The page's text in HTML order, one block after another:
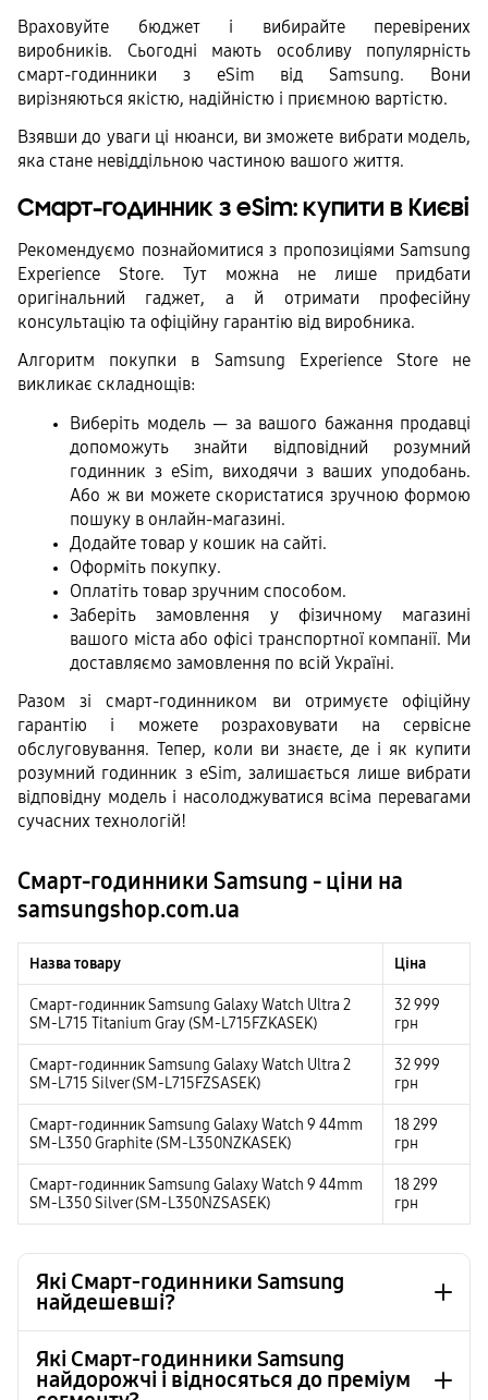
Враховуйте бюджет і вибирайте перевірених
виробників. Сьогодні мають особливу популярність
смарт-годинники з eSim від Samsung. Вони
вирізняються якістю, надійністю і приємною вартістю.
Взявши до уваги ці нюанси, ви зможете вибрати модель,
яка стане невіддільною частиною вашого життя.
Смарт-годинник з eSim: купити в Києві
Рекомендуємо познайомитися з пропозиціями Samsung
Experience Store. Тут можна не лише придбати
оригінальний гаджет, а й отримати професійну
консультацію та офіційну гарантію від виробника.
Алгоритм покупки в Samsung Experience Store не
викликає складнощів:
Виберіть модель — за вашого бажання продавці
допоможуть знайти відповідний розумний
годинник з eSim, виходячи з ваших уподобань.
Або ж ви можете скористатися зручною формою
пошуку в онлайн-магазині.
Додайте товар у кошик на сайті.
Оформіть покупку.
Оплатіть товар зручним способом.
Заберіть замовлення у фізичному магазині
вашого міста або офісі транспортної компанії. Ми
доставляємо замовлення по всій Україні.
Разом зі смарт-годинником ви отримуєте офіційну
гарантію і можете розраховувати на сервісне
обслуговування. Тепер, коли ви знаєте, де і як купити
розумний годинник з eSim, залишається лише вибрати
відповідну модель і насолоджуватися всіма перевагами
сучасних технологій!
Смарт-годинники Samsung - ціни на
samsungshop.com.ua
Назва товару Ціна
Смарт-годинник Samsung Galaxy Watch Ultra 2
SM-L715 Titanium Gray (SM-L715FZKASEK)
32 999
грн
Смарт-годинник Samsung Galaxy Watch Ultra 2
SM-L715 Silver (SM-L715FZSASEK)
32 999
грн
Смарт-годинник Samsung Galaxy Watch 9 44mm
SM-L350 Graphite (SM-L350NZKASEK)
18 299
грн
Смарт-годинник Samsung Galaxy Watch 9 44mm
SM-L350 Silver (SM-L350NZSASEK)
18 299
грн
Які Смарт-годинники Samsung
найдешевші?
Смарт-годинник, фітнес-браслет Samsung Galaxy
1 999 грн
Які Смарт-годинники Samsung
найдорожчі і відносяться до преміум